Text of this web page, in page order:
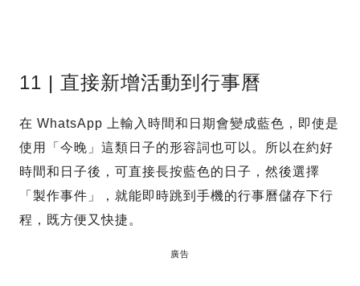
11 | 直接新增活動到行事曆
在 WhatsApp 上輸入時間和日期會變成藍色，即使是
使用「今晚」這類日子的形容詞也可以。所以在約好
時間和日子後，可直接長按藍色的日子，然後選擇
「製作事件」，就能即時跳到手機的行事曆儲存下行
程，既方便又快捷。
廣告